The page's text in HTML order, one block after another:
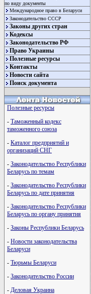
по виду документы
Международное право в Беларуси
Законодательство СССР
Законы других стран
Кодексы
Законодательство РФ
Право Украины
Полезные ресурсы
Контакты
Новости сайта
Поиск документа
Полезные ресурсы
- Таможенный кодекс
таможенного союза
- Каталог предприятий и
организаций СНГ
- Законодательство Республики
Беларусь по темам
- Законодательство Республики
Беларусь по дате принятия
- Законодательство Республики
Беларусь по органу принятия
- Законы Республики Беларусь
- Новости законодательства
Беларуси
- Тюрьмы Беларуси
- Законодательство России
- Деловая Украина